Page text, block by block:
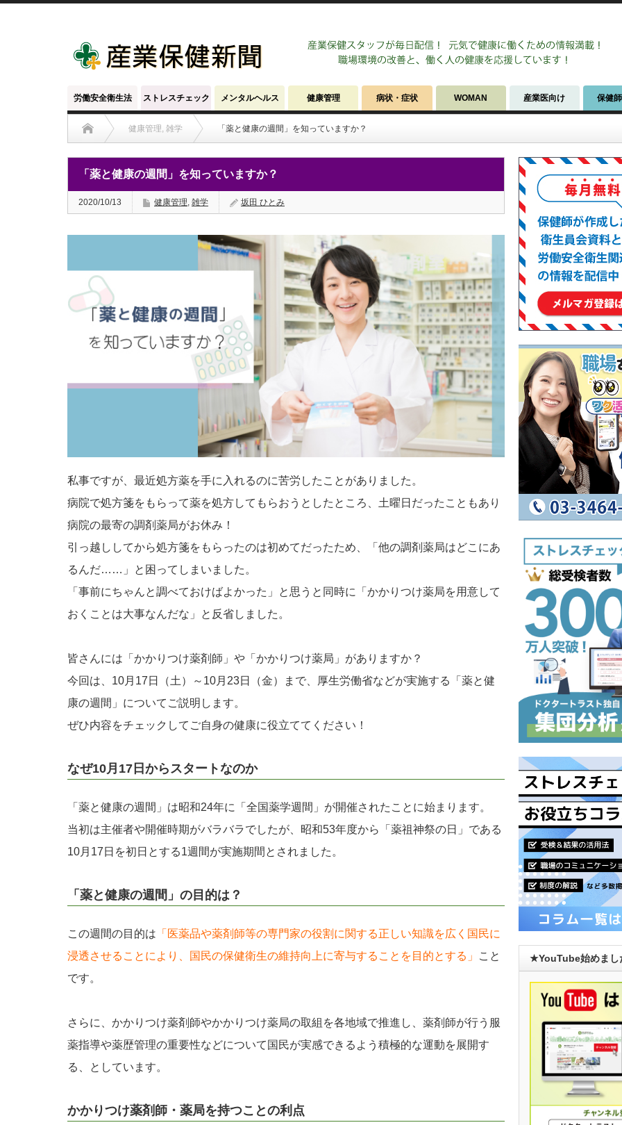
労働安全衛生法 ストレスチェック メンタルヘルス 健康管理 病状・症状 WOMAN 産業医向け 保健
健康管理, 雑学 「薬と健康の週間」を知っていますか？
「薬と健康の週間」を知っていますか？
2020/10/13 健康管理, 雑学 坂田 ひとみ
私事ですが、最近処方薬を手に入れるのに苦労したことがありました。
病院で処方箋をもらって薬を処方してもらおうとしたところ、土曜日だったこともあり
病院の最寄の調剤薬局がお休み！
引っ越ししてから処方箋をもらったのは初めてだったため、「他の調剤薬局はどこにあ
るんだ……」と困ってしまいました。
「事前にちゃんと調べておけばよかった」と思うと同時に「かかりつけ薬局を用意して
おくことは大事なんだな」と反省しました。
皆さんには「かかりつけ薬剤師」や「かかりつけ薬局」がありますか？
今回は、10月17日（土）～10月23日（金）まで、厚生労働省などが実施する「薬と健
康の週間」についてご説明します。
ぜひ内容をチェックしてご自身の健康に役立ててください！
なぜ10月17日からスタートなのか
「薬と健康の週間」は昭和24年に「全国薬学週間」が開催されたことに始まります。
当初は主催者や開催時期がバラバラでしたが、昭和53年度から「薬祖神祭の日」である
10月17日を初日とする1週間が実施期間とされました。
「薬と健康の週間」の目的は？
この週間の目的は 「医薬品や薬剤師等の専門家の役割に関する正しい知識を広く国民に
浸透させることにより、国民の保健衛生の維持向上に寄与することを目的とする」
こと
です。
さらに、かかりつけ薬剤師やかかりつけ薬局の取組を各地域で推進し、薬剤師が行う服
薬指導や薬歴管理の重要性などについて国民が実感できるよう積極的な運動を展開す
る、としています。
かかりつけ薬剤師・薬局を持つことの利点
★YouTube始めま